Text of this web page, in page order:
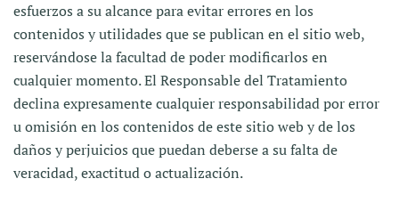
esfuerzos a su alcance para evitar errores en los
contenidos y utilidades que se publican en el sitio web,
reservándose la facultad de poder modificarlos en
cualquier momento. El Responsable del Tratamiento
declina expresamente cualquier responsabilidad por error
u omisión en los contenidos de este sitio web y de los
daños y perjuicios que puedan deberse a su falta de
veracidad, exactitud o actualización.